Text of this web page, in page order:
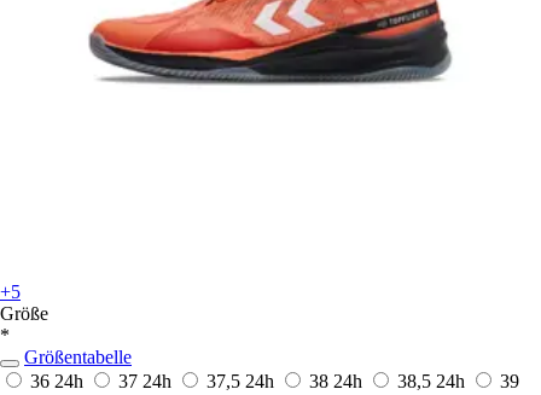
+5
Größe
*
Größentabelle
36 24h 37 24h 37,5 24h 38 24h 38,5 24h
39